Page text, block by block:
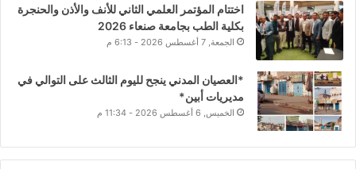
اختتام المؤتمر العلمي الثاني للأنف والأذن والحنجرة
بكلية الطب بجامعة صنعاء 2026
الجمعة, 7 أغسطس 2026 - 6:13 م
*العصيان المدني ينجح لليوم الثالث على التوالي في
مديريات أبين*
الخميس, 6 أغسطس 2026 - 11:34 م